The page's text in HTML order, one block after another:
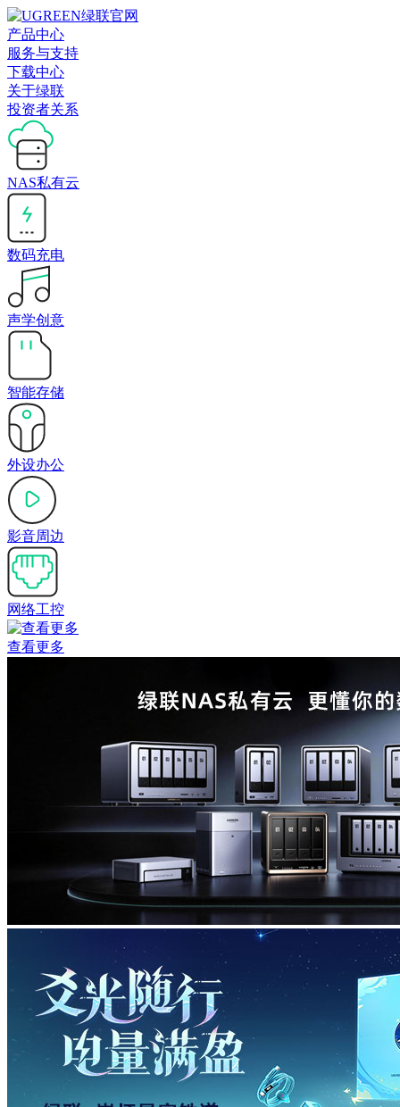
产品中心
服务与支持
下载中心
关于绿联
投资者关系
NAS私有云
数码充电
声学创意
智能存储
外设办公
影音周边
网络工控
查看更多